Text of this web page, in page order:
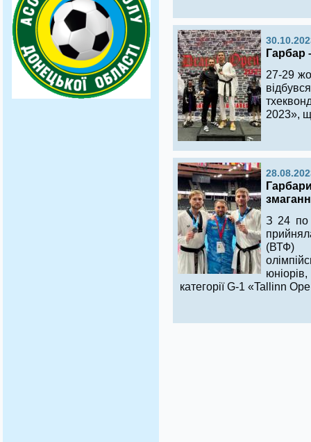
Гарбар
27-29
2023»,
З 24 по
(ВТФ)
категорії G-1 «Tallinn